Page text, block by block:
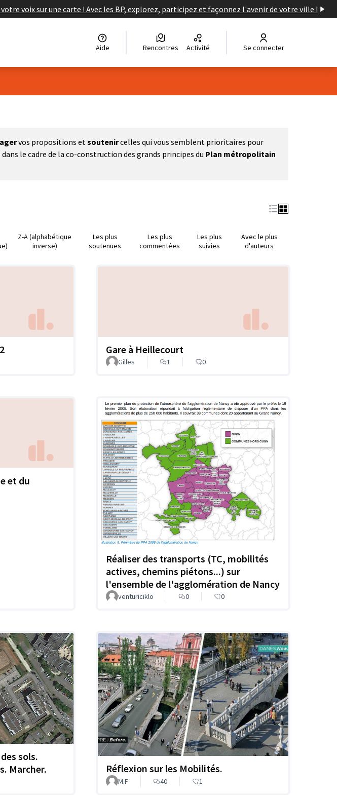
voix sur une carte ! Avec les BP, explorez, participez et façonnez l'avenir de votre ville !
Aide Rencontres Activité Se connecter
vos propositions etsoutenircelles qui vous semblent prioritaires pour
le cadre de la co-construction des grands principes du Plan métropolitain
Z-A (alphabétique
inverse)
Les plus
soutenues
Les plus
commentées
Les plus
suivies
Avec le plus
d'auteurs
Gare à Heillecourt
Gilles 1 0
et du
Réaliser des transports (TC, mobilités
actives, chemins piétons...) sur
l'ensemble de l'agglomération de Nancy
venturiciklo 0 0
sols.
Marcher.
Réflexion sur les Mobilités.
M.F 40 1